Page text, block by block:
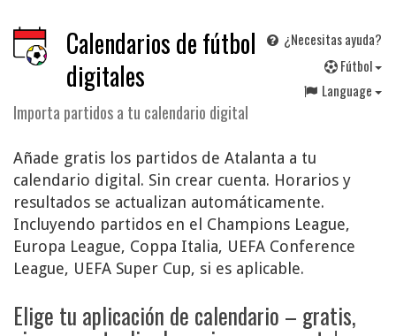
Calendarios de fútbol
digitales
Importa partidos a tu calendario digital
¿Necesitas ayuda?
Fútbol
Language
Añade gratis los partidos de Atalanta a tu
calendario digital. Sin crear cuenta. Horarios y
resultados se actualizan automáticamente.
Incluyendo partidos en el Champions League,
Europa League, Coppa Italia, UEFA Conference
League, UEFA Super Cup, si es aplicable.
Elige tu aplicación de calendario – gratis,